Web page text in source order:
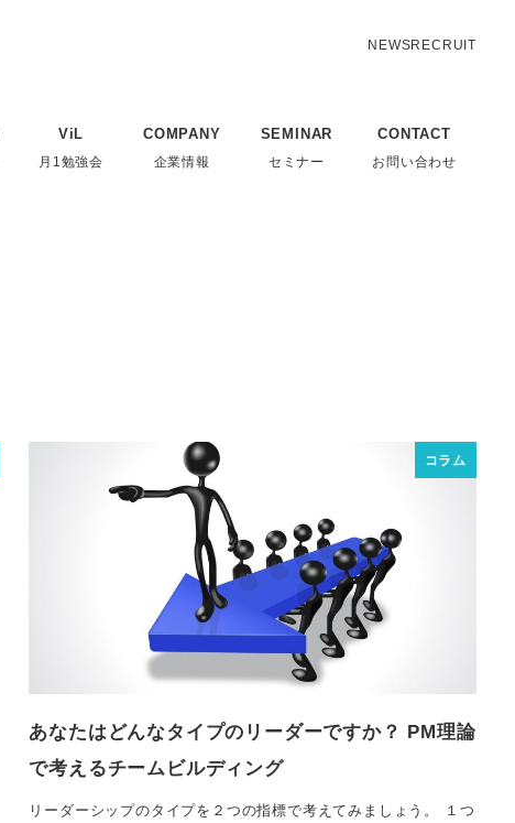
NEWSRECRUIT
ViL
月1勉強会
COMPANY
企業情報
SEMINAR
セミナー
CONTACT
お問い合わせ
コラム
あなたはどんなタイプのリーダーですか？ PM理論
で考えるチームビルディング
リーダーシップのタイプを２つの指標で考えてみましょう。 １つ